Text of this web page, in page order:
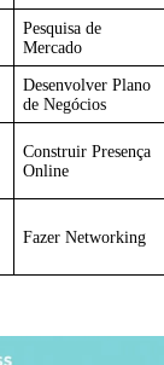
Pesquisa de
Mercado
Desenvolver Plano
de Negócios
Construir Presença
Online
Fazer Networking